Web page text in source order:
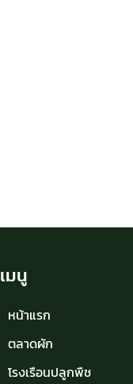
เมนู
หน้าแรก
ตลาดผัก
โรงเรือนปลูกพืช